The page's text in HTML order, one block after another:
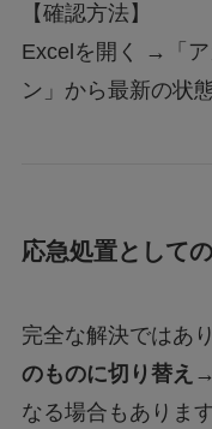
【確認方法】
Excelを開く →「
ン」から最新の状
応急処置として
完全な解決ではあ
のものに切り替え
なる場合もあります